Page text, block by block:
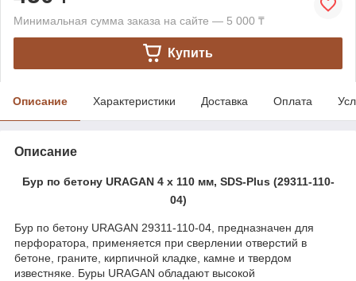
Минимальная сумма заказа на сайте — 5 000 ₸
Купить
Описание Характеристики Доставка Оплата
Описание
Бур по бетону URAGAN 4 х 110 мм, SDS-Plus (29311-110-
04)
Бур по бетону URAGAN 29311-110-04, предназначен для
перфоратора, применяется при сверлении отверстий в
бетоне, граните, кирпичной кладке, камне и твердом
известняке. Буры URAGAN обладают высокой